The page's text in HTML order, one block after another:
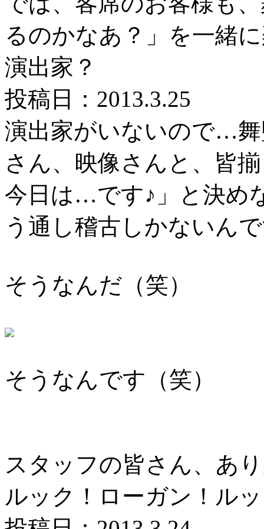
るのかなあ？」を一緒
演出家？
投稿日：2013.3.25
演出家がいないので…
さん、映像さんと、皆
今日は…です♪」と決め
う通し稽古しかないん
そうなんだ（笑）
そうなんです（笑）
スタッフの皆さん、あ
ルック！ローガン！ル